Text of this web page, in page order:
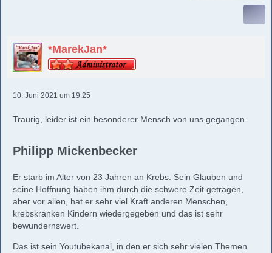
*MarekJan*
10. Juni 2021 um 19:25
Traurig, leider ist ein besonderer Mensch von uns gegangen.
Philipp Mickenbecker
Er starb im Alter von 23 Jahren an Krebs. Sein Glauben und
seine Hoffnung haben ihm durch die schwere Zeit getragen,
aber vor allen, hat er sehr viel Kraft anderen Menschen,
krebskranken Kindern wiedergegeben und das ist sehr
bewundernswert.
Das ist sein Youtubekanal, in den er sich sehr vielen Themen